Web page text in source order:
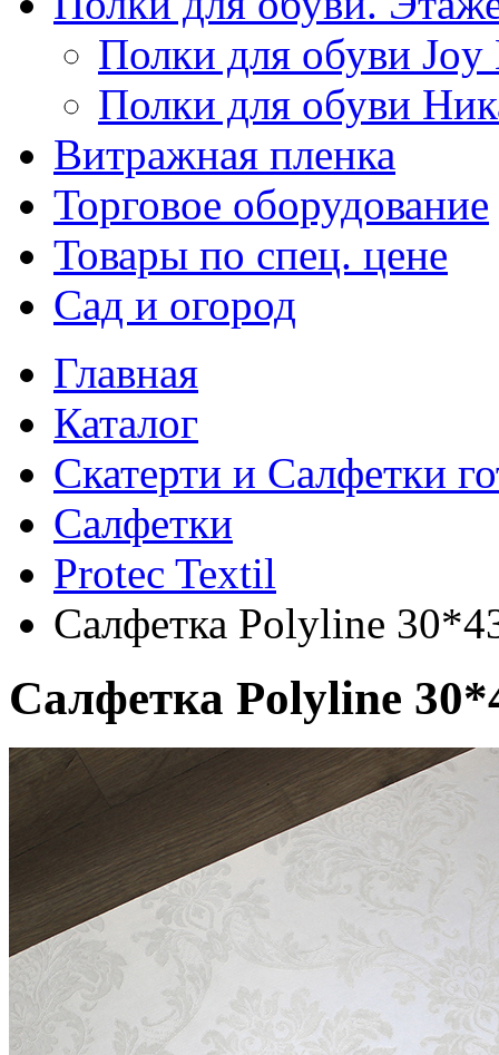
Полки для обуви Joy
Полки для обуви
Витражная пленка
Торговое оборудование
Товары по спец. цене
Сад и огород
Главная
Каталог
Скатерти и Салфетки
Салфетки
Protec Textil
Салфетка Polyline
Салфетка Polyline